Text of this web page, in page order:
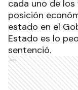
cada uno de
posición
estado en el
Estado es lo
sentenció.
Ads